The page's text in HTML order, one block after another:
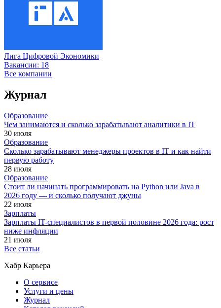
Лига Цифровой Экономики
Вакансии: 18
Все компании
Журнал
Образование
Чем занимаются и сколько зарабатывают аналитики в IT
30 июля
Образование
Сколько зарабатывают менеджеры проектов в IT и как найти
первую работу
28 июля
Образование
Стоит ли начинать программировать на Python или Java в
2026 году — и сколько получают джуны
22 июля
Зарплаты
Зарплаты IT-специалистов в первой половине 2026 года: рост
ниже инфляции
21 июля
Все статьи
Хабр Карьера
О сервисе
Услуги и цены
Журнал